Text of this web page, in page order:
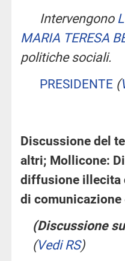
Intervengono
MARIA TERESA
politiche sociali.
PRESIDENTE (
Discussione del
altri; Mollicone:
diffusione illecita
di
(Discussione
(Vedi RS)